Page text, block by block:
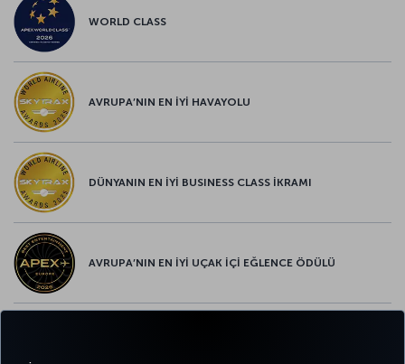
WORLD CLASS
AVRUPA’NIN EN İYİ HAVAYOLU
DÜNYANIN EN İYİ BUSINESS CLASS İKRAMI
AVRUPA’NIN EN İYİ UÇAK İÇİ EĞLENCE ÖDÜLÜ